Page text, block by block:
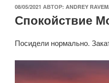
ОПУБЛИКОВАНО
08/05/2021 АВТОР: ANDREY
Спокойствие
Посидели нормально.